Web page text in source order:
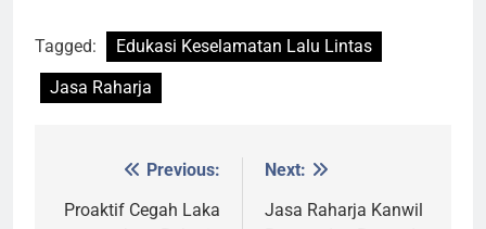
Tagged:
Edukasi Keselamatan Lalu Lintas
Jasa Raharja
navigation
Previous:
Proaktif Cegah Laka
Next:
Jasa Raharja Kanwil